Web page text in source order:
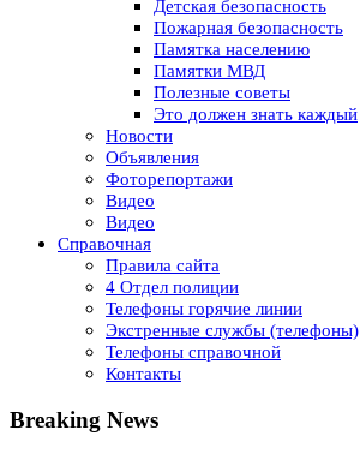
Детская безопасность
Пожарная безопасность
Памятка населению
Памятки МВД
Полезные советы
Это должен знать каждый
Новости
Объявления
Фоторепортажи
Видео
Видео
Справочная
Правила сайта
4 Отдел полиции
Телефоны горячие линии
Экстренные службы (телефоны)
Телефоны справочной
Контакты
Breaking News